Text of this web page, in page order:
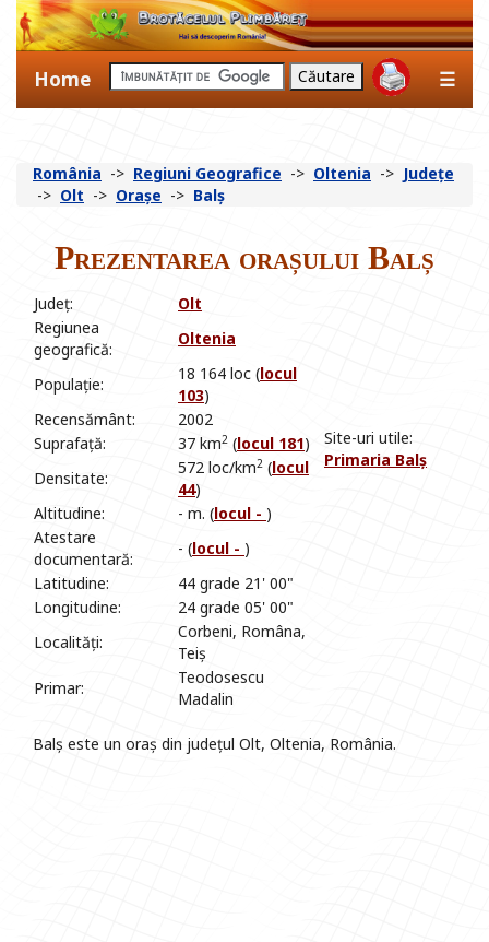
Home ☰
România -> Regiuni Geografice -> Oltenia -> Județe
-> Olt -> Orașe -> Balș
Prezentarea orașului Balș
Județ: Olt
Site-uri utile:
Primaria Balș
Regiunea
geografică:
Oltenia
Populație:
18 164 loc (locul
103)
Recensământ:
2002
Suprafață:
37 km2 (locul 181)
Densitate:
572 loc/km2 (locul
44)
Altitudine:
- m. (locul - )
Atestare
documentară:
- (locul - )
Latitudine:
44 grade 21' 00"
Longitudine:
24 grade 05' 00"
Localități:
Corbeni, Româna,
Teiș
Primar:
Teodosescu
Madalin
Balș este un oraș din județul Olt, Oltenia, România.